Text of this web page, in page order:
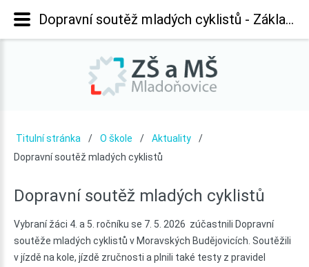
Titulní stránka O škole
Aktuality
Dopravní soutěž mladých cyklistů
Dopravní soutěž mladých cyklistů
Vybraní žáci 4. a 5. ročníku se 7. 5. 2026 zúčastnili Dopravní
soutěže mladých cyklistů v Moravských Budějovicích. Soutěžili
v jízdě na kole, jízdě zručnosti a plnili také testy z pravidel
Dopravní soutěž mladých cyklistů - Základní škola Mladoňovice